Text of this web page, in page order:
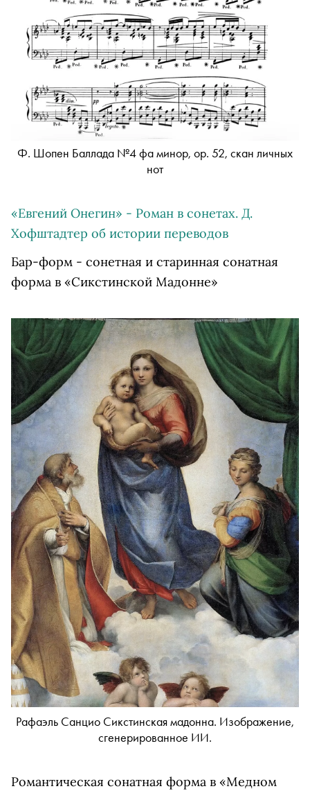
Ф. Шопен Баллада №4 фа минор, ор. 52, скан личных
нот
«Евгений Онегин» - Роман в сонетах. Д.
Хофштадтер об истории переводов
Бар-форм - сонетная и старинная сонатная
форма в «Сикстинской Мадонне»
Рафаэль Санцио Сикстинская мадонна. Изображение,
сгенерированное ИИ.
Романтическая сонатная форма в «Медном